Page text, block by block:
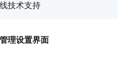
技术支持
理设置界面